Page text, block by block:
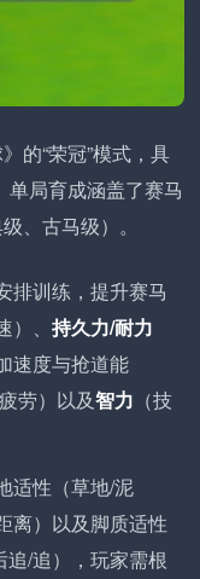
的“荣冠”模式，具
局育成涵盖了赛马
、古马级）。
排训练，提升赛马
）、 持久力/耐力
速度与抢道能
劳）以及智力 （技
适性（草地/泥
离）以及脚质适性
追/追），玩家需根